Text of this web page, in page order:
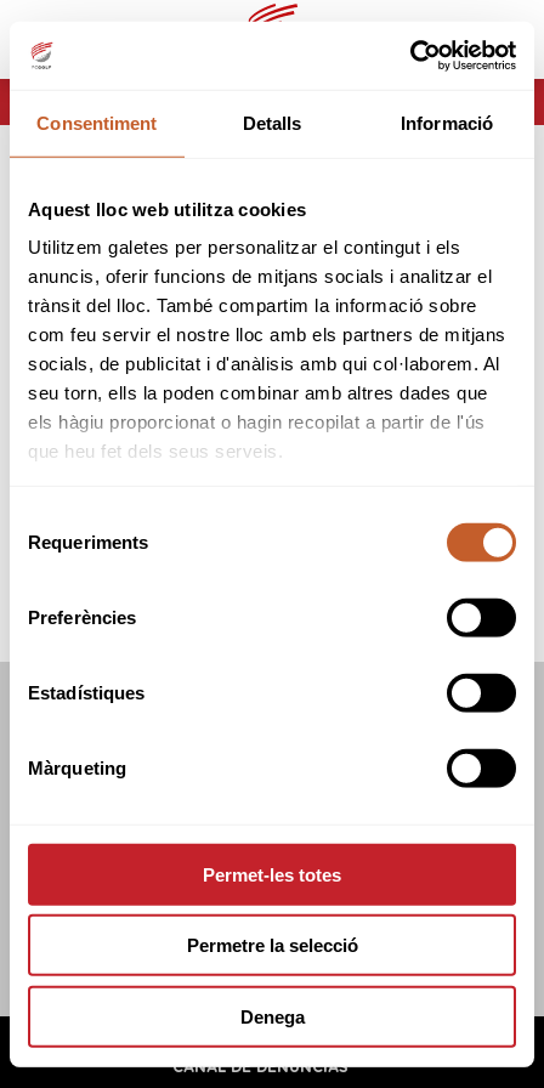
Consentiment Detalls Informació
Aquest lloc web utilitza cookies
Utilitzem galetes per personalitzar el contingut i els
anuncis, oferir funcions de mitjans socials i analitzar el
trànsit del lloc. També compartim la informació sobre
com feu servir el nostre lloc amb els partners de mitjans
socials, de publicitat i d'anàlisis amb qui col·laborem. Al
seu torn, ells la poden combinar amb altres dades que
els hàgiu proporcionat o hagin recopilat a partir de l'ús
que heu fet dels seus serveis.
Requeriments
Preferències
Estadístiques
Màrqueting
Permet-les totes
Permetre la selecció
Denega
es ca
Página no encontrada
Lo sentimos pero la página que estas buscando no
existe o ha cambiado.
volver
C/TUSET 32, 8A PLANTA. 08006 BCN
POLÍTICA DE COOKIES
POLÍTICA DE PRIVACIDAD
CANAL DE DENUNCIAS